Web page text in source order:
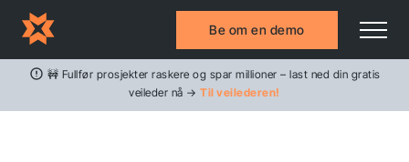
🚧 Fullfør prosjekter raskere og spar millioner – last ned din gratis
veileder nå →Til veilederen!
Be om en demo